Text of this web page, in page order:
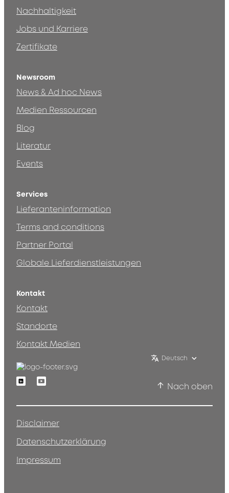
Nachhaltigkeit
Jobs und Karriere
Zertifikate
Newsroom
News & Ad hoc News
Medien Ressourcen
Blog
Literatur
Events
Services
Lieferanteninformation
Terms and conditions
Partner Portal
Globale Lieferdienstleistungen
Kontakt
Kontakt
Standorte
Kontakt Medien
Deutsch
LinkedinYoutube
Nach oben
Disclaimer
Datenschutzerklärung
Impressum